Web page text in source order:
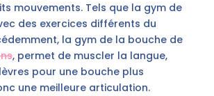
mouvements. Tels que la gym de
des exercices différents du
la gym de la bouche de
, permet de muscler la langue,
pour une bouche plus
une meilleure articulation.